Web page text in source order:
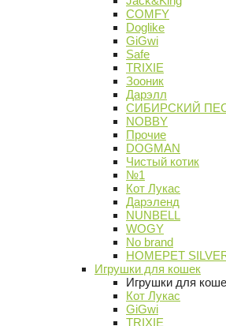
COMFY
Doglike
GiGwi
Safe
TRIXIE
Зооник
Дарэлл
СИБИРСКИЙ
NOBBY
Прочие
DOGMAN
Чистый котик
№1
Кот Лукас
Дарэленд
NUNBELL
WOGY
No brand
HOMEPET
Игрушки для кошек
Игрушки для
Кот Лукас
GiGwi
TRIXIE